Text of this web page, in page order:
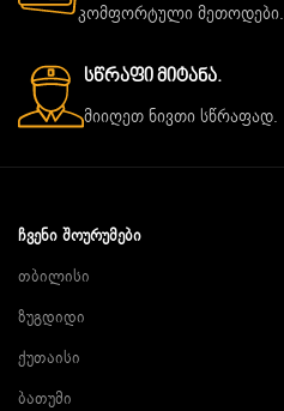
კომფორტული მეთოდები.
Სწრაფი Მიტანა.
მიიღეთ ნივთი სწრაფად.
ᲩᲕᲔᲜᲘ ᲨᲝᲣᲠᲣᲛᲔᲑᲘ
თბილისი
ზუგდიდი
ქუთაისი
ბათუმი